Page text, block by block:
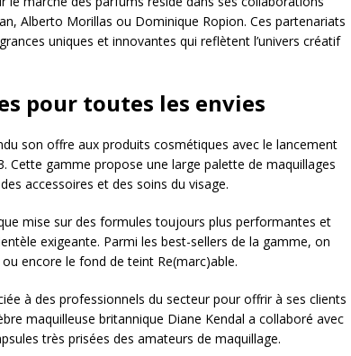
Alberto Morillas ou Dominique Ropion. Ces partenariats
uniques et innovantes qui reflètent l’univers créatif
pour toutes les envies
son offre aux produits cosmétiques avec le lancement
Cette gamme propose une large palette de maquillages
accessoires et des soins du visage.
mise sur des formules toujours plus performantes et
exigeante. Parmi les best-sellers de la gamme, on
encore le fond de teint Re(marc)able.
à des professionnels du secteur pour offrir à ses clients
maquilleuse britannique Diane Kendal a collaboré avec
très prisées des amateurs de maquillage.